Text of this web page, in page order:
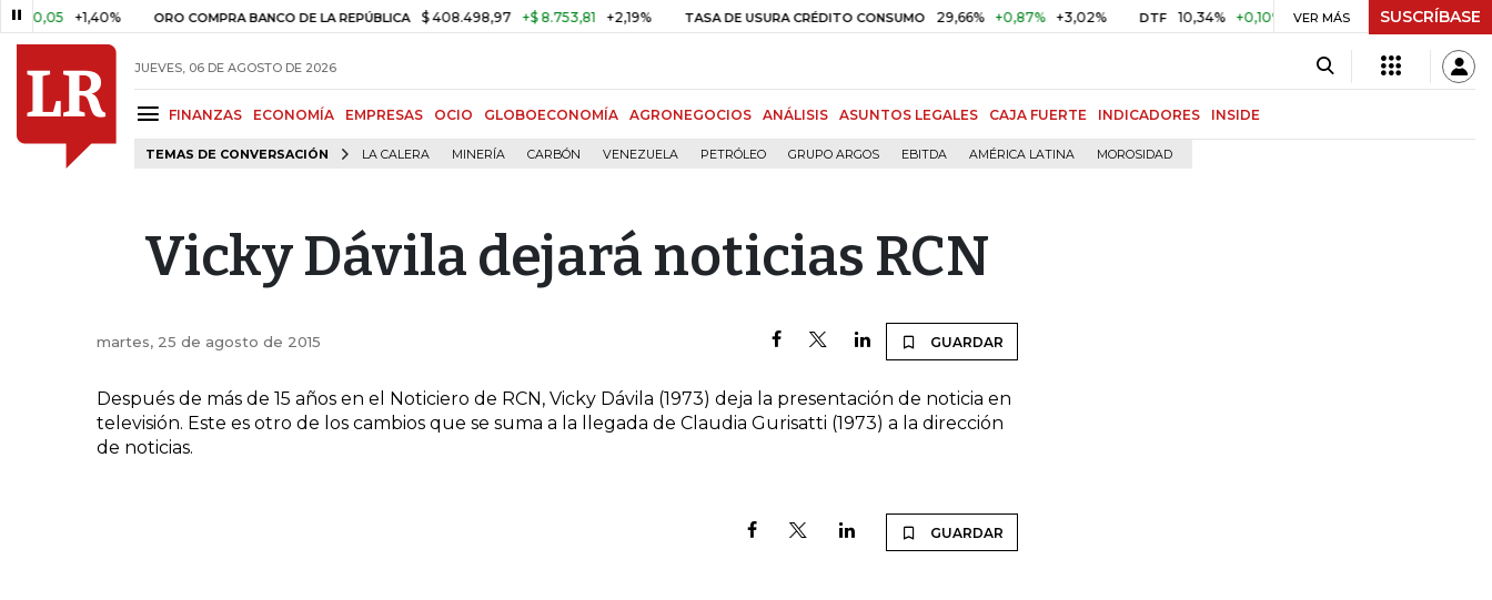
+1,40% ORO COMPRA BANCO DE LA REPÚBLICA $ 408.498,97 +$ 8.753,81 +2,19% TASA DE USURA CRÉDITO CONSUMO 29,66% +0,87% +3,02% 10,34% +0,10% +0,98% UVR $ 416,86 +$
VER MÁS SUSCRÍBASE
JUEVES, 06 DE AGOSTO DE 2026
FINANZAS ECONOMÍA EMPRESAS OCIO GLOBOECONOMÍA AGRONEGOCIOS ANÁLISIS ASUNTOS LEGALES CAJA FUERTE INDICADORES INSIDE
TEMAS DE CONVERSACIÓN LA CALERA MINERÍA CARBÓN VENEZUELA PETRÓLEO GRUPO ARGOS EBITDA AMÉRICA LATINA MOROSIDAD
Vicky Dávila dejará noticias RCN
martes, 25 de agosto de 2015 GUARDAR
Después de más de 15 años en el Noticiero de RCN, Vicky Dávila (1973) deja la presentación de noticia en
televisión. Este es otro de los cambios que se suma a la llegada de Claudia Gurisatti (1973) a la dirección
de noticias.
GUARDAR